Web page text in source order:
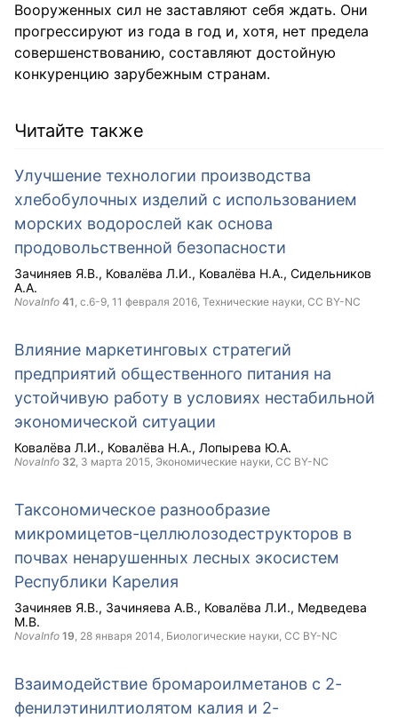
Вооруженных сил не заставляют себя ждать. Они
прогрессируют из года в год и, хотя, нет предела
совершенствованию, составляют достойную
конкуренцию зарубежным странам.
Читайте также
Улучшение технологии производства
хлебобулочных изделий с использованием
морских водорослей как основа
продовольственной безопасности
Зачиняев Я.В. Ковалёва Л.И. Ковалёва Н.А. Сидельников
А.А.
NovaInfo 41, с.6-9, 11 февраля 2016, Технические науки, CC BY-NC
Влияние маркетинговых стратегий
предприятий общественного питания на
устойчивую работу в условиях нестабильной
экономической ситуации
Ковалёва Л.И. Ковалёва Н.А. Лопырева Ю.А.
NovaInfo 32, 3 марта 2015, Экономические науки, CC BY-NC
Таксономическое разнообразие
микромицетов-целлюлозодеструкторов в
почвах ненарушенных лесных экосистем
Республики Карелия
Зачиняев Я.В. Зачиняева А.В. Ковалёва Л.И. Медведева
М.В.
NovaInfo 19, 28 января 2014, Биологические науки, CC BY-NC
Взаимодействие бромароилметанов с 2-
фенилэтинилтиолятом калия и 2-